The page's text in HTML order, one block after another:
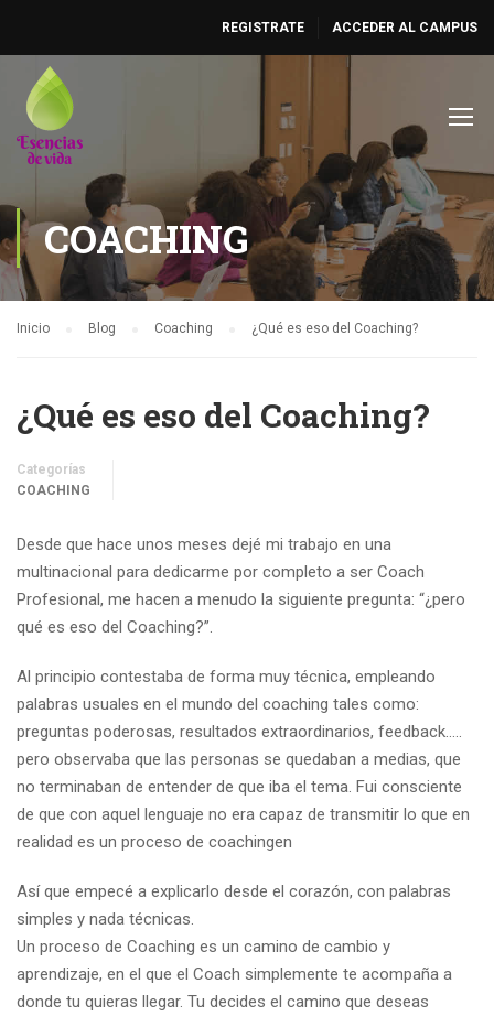
REGISTRATE ACCEDER AL CAMPUS
COACHING
Inicio Blog Coaching ¿Qué es eso del Coaching?
¿Qué es eso del Coaching?
Categorías
COACHING
Desde que hace unos meses dejé mi trabajo en una
multinacional para dedicarme por completo a ser Coach
Profesional, me hacen a menudo la siguiente pregunta: “¿pero
qué es eso del Coaching?”.
Al principio contestaba de forma muy técnica, empleando
palabras usuales en el mundo del coaching tales como:
preguntas poderosas, resultados extraordinarios, feedback…..
pero observaba que las personas se quedaban a medias, que
no terminaban de entender de que iba el tema. Fui consciente
de que con aquel lenguaje no era capaz de transmitir lo que en
realidad es un proceso de coachingen
Así que empecé a explicarlo desde el corazón, con palabras
simples y nada técnicas.
Un proceso de Coaching es un camino de cambio y
aprendizaje, en el que el Coach simplemente te acompaña a
donde tu quieras llegar. Tu decides el camino que deseas